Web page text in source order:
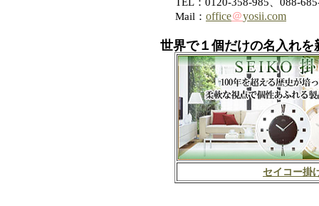
Mail： office＠yosii.com
世界で１個だけの名入れ
セイコー掛